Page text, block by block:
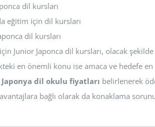
dil kursları
eğitim için dil kursları
dil kursları
Junior Japonca dil kursları, olacak
en önemli konu ise amaca ve hedefe
Japonya dil okulu fiyatları belirlenerek
avantajlara bağlı olarak da konaklama